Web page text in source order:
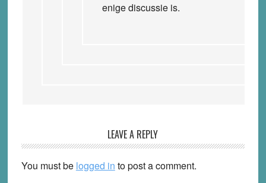
enige discussie is.
LEAVE A REPLY
You must be logged in to post a comment.